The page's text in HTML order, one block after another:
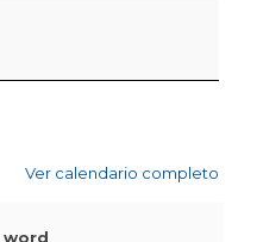
Ver calendario completo